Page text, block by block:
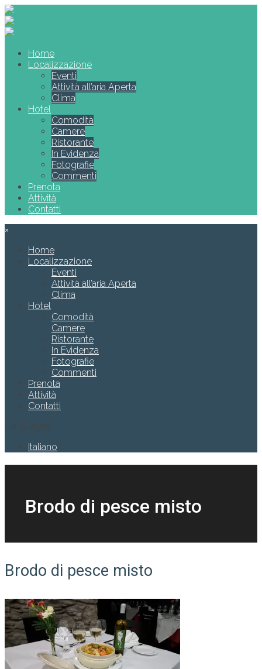
Home
Localizzazione
Eventi
Attività all’aria Aperta
Clima
Hotel
Comodità
Camere
Ristorante
In Evidenza
Fotografie
Commenti
Prenota
Attività
Contatti
×
Home
Localizzazione
Eventi
Attività all’aria Aperta
Clima
Hotel
Comodità
Camere
Ristorante
In Evidenza
Fotografie
Commenti
Prenota
Attività
Contatti
Italiano
Brodo di pesce misto
Brodo di pesce misto